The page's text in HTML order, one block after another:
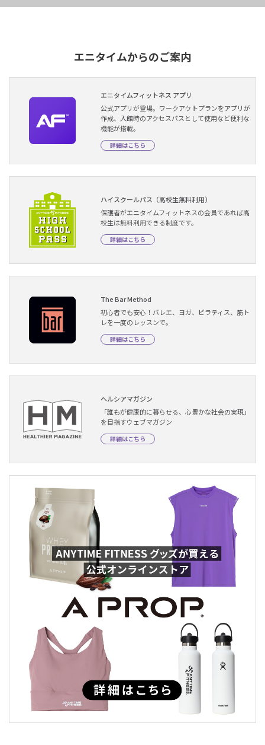
エニタイムからのご案内
エニタイムフィットネス アプリ
公式アプリが登場。ワークアウトプランをアプリが
作成、入館時のアクセスパスとして使用など便利な
機能が搭載。
詳細はこちら
ハイスクールパス（高校生無料利用）
保護者がエニタイムフィットネスの会員であれば高
校生は無料利用できる制度です。
詳細はこちら
The Bar Method
初心者でも安心！バレエ、ヨガ、ピラティス、筋ト
レを一度のレッスンで。
詳細はこちら
ヘルシアマガジン
「誰もが健康的に暮らせる、心豊かな社会の実現」
を目指すウェブマガジン
詳細はこちら